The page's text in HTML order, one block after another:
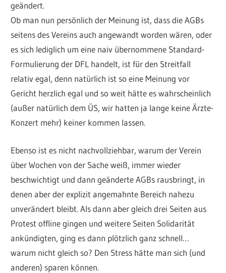
geändert.
Ob man nun persönlich der Meinung ist, dass die AGBs
seitens des Vereins auch angewandt worden wären, oder
es sich lediglich um eine naiv übernommene Standard-
Formulierung der DFL handelt, ist für den Streitfall
relativ egal, denn natürlich ist so eine Meinung vor
Gericht herzlich egal und so weit hätte es wahrscheinlich
(außer natürlich dem ÜS, wir hatten ja lange keine Ärzte-
Konzert mehr) keiner kommen lassen.
Ebenso ist es nicht nachvollziehbar, warum der Verein
über Wochen von der Sache weiß, immer wieder
beschwichtigt und dann geänderte AGBs rausbringt, in
denen aber der explizit angemahnte Bereich nahezu
unverändert bleibt. Als dann aber gleich drei Seiten aus
Protest offline gingen und weitere Seiten Solidarität
ankündigten, ging es dann plötzlich ganz schnell…
warum nicht gleich so? Den Stress hätte man sich (und
anderen) sparen können.